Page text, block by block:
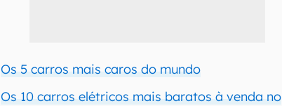
Os 5 carros mais caros do mundo
Os 10 carros elétricos mais baratos à venda no